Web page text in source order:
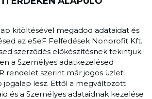
kitöltésével megadod adataidat és
az eSeF Felfedések Nonprofit Kft.
szerződés előkészítésnek tekintjük.
a Személyes adatkezelésed
rendelet szerint már jogos üzleti
jogalap lesz. Ettől a megváltozott
és a Személyes adataidnak kezelése